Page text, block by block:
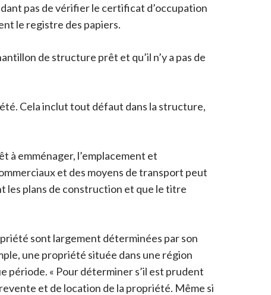
pas de vérifier le certificat d’occupation
le registre des papiers.
de structure prêt et qu’il n’y a pas de
Cela inclut tout défaut dans la structure,
à emménager, l’emplacement et
et des moyens de transport peut
les plans de construction et que le titre
sont largement déterminées par son
une propriété située dans une région
période. « Pour déterminer s’il est prudent
et de location de la propriété. Même si